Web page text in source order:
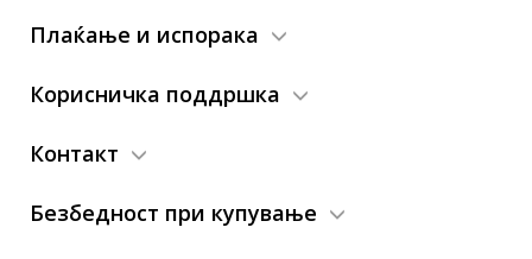
Плаќање и испорака
Корисничка поддршка
Контакт
Безбедност при купување